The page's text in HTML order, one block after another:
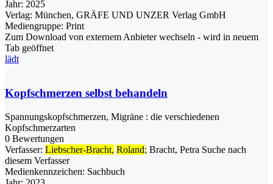
Jahr: 2025
Verlag: München, GRÄFE UND UNZER Verlag GmbH
Mediengruppe: Print
Zum Download von externem Anbieter wechseln - wird in neuem
Tab geöffnet
lädt
Kopfschmerzen selbst behandeln
Spannungskopfschmerzen, Migräne : die verschiedenen
Kopfschmerzarten
0 Bewertungen
Verfasser: Liebscher-Bracht, Roland; Bracht, Petra Suche nach
diesem Verfasser
Medienkennzeichen: Sachbuch